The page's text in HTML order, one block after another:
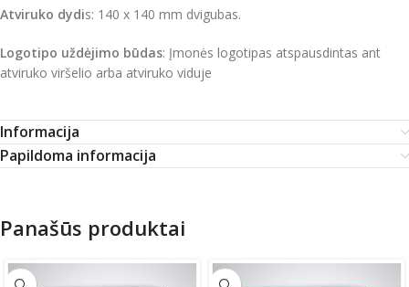
Atviruko dydis: 140 x 140 mm dvigubas.
Logotipo uždėjimo būdas: Įmonės logotipas atspausdintas ant
atviruko viršelio arba atviruko viduje
Informacija
Papildoma informacija
Panašūs produktai